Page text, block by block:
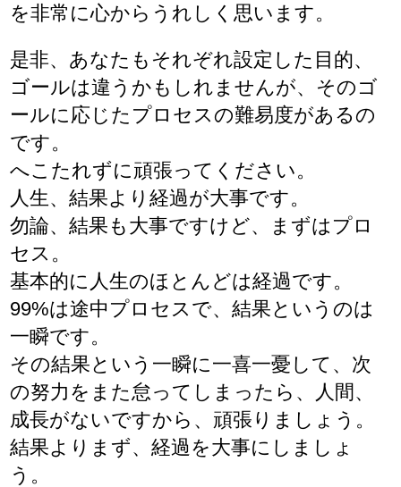
を非常に心からうれしく思います。
是非、あなたもそれぞれ設定した目的、
ゴールは違うかもしれませんが、そのゴ
ールに応じたプロセスの難易度があるの
です。
へこたれずに頑張ってください。
人生、結果より経過が大事です。
勿論、結果も大事ですけど、まずはプロ
セス。
基本的に人生のほとんどは経過です。
99%は途中プロセスで、結果というのは
一瞬です。
その結果という一瞬に一喜一憂して、次
の努力をまた怠ってしまったら、人間、
成長がないですから、頑張りましょう。
結果よりまず、経過を大事にしましょ
う。